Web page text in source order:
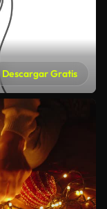
Descargar Gratis